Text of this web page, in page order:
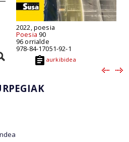
2022, poesia
Poesia 90
96 orrialde
978-84-17051-92-1
aurkibidea